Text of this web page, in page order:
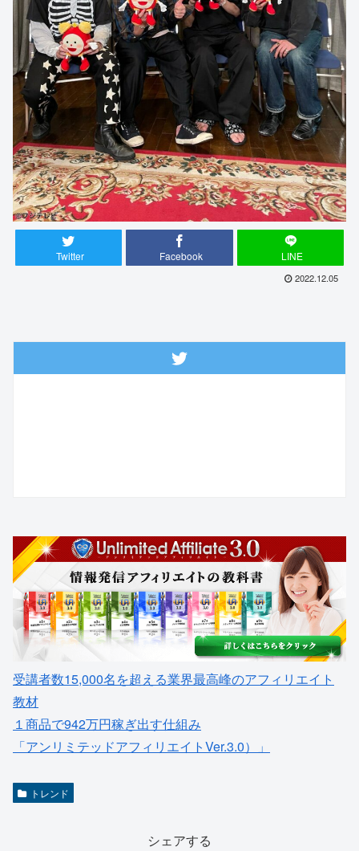
Twitter Facebook LINE
2022.12.05
受講者数15,000名を超える業界最高峰のアフィリエイト
教材
１商品で942万円稼ぎ出す仕組み
「アンリミテッドアフィリエイトVer.3.0）」
トレンド
シェアする